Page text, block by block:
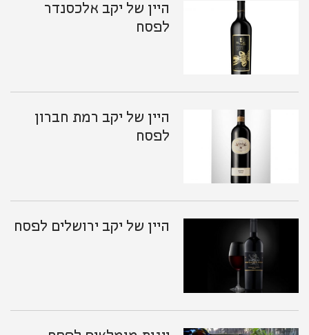
היין של יקב אלכסנדר
לפסח
היין של יקב רמת חברון
לפסח
היין של יקב ירושלים לפסח